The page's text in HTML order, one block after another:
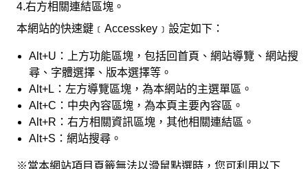
4.右方相關連結區塊。
本網站的快速鍵﹝Accesskey﹞設定如下：
Alt+U：上方功能區塊，包括回首頁、網站導覽、網站搜
尋、字體選擇、版本選擇等。
Alt+L：左方導覽區塊，為本網站的主選單區。
Alt+C：中央內容區塊，為本頁主要內容區。
Alt+R：右方相關資訊區塊，其他相關連結區。
Alt+S：網站搜尋。
※當本網站項目頁籤無法以滑鼠點選時，您可利用以下